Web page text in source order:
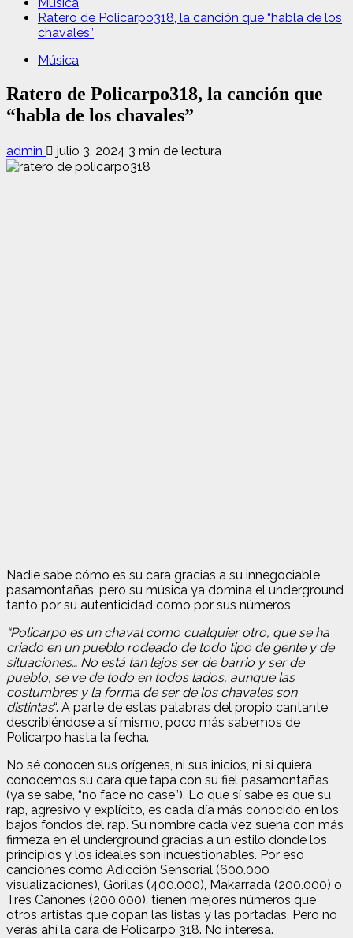
Ratero de Policarpo318, la canción que “habla de los
chavales”
Música
Ratero de Policarpo318, la canción que
“habla de los chavales”
admin julio 3, 2024 3 min de lectura
Nadie sabe cómo es su cara gracias a su innegociable
pasamontañas, pero su música ya domina el underground
tanto por su autenticidad como por sus números
“Policarpo es un chaval como cualquier otro, que se ha
criado en un pueblo rodeado de todo tipo de gente y de
situaciones… No está tan lejos ser de barrio y ser de
pueblo, se ve de todo en todos lados, aunque las
costumbres y la forma de ser de los chavales son
distintas“. A parte de estas palabras del propio cantante
describiéndose a sí mismo, poco más sabemos de
Policarpo hasta la fecha.
No sé conocen sus orígenes, ni sus inicios, ni si quiera
conocemos su cara que tapa con su fiel pasamontañas
(ya se sabe, “no face no case”). Lo que sí sabe es que su
rap, agresivo y explícito, es cada día más conocido en los
bajos fondos del rap. Su nombre cada vez suena con más
firmeza en el underground gracias a un estilo donde los
principios y los ideales son incuestionables. Por eso
canciones como Adicción Sensorial (600.000
visualizaciones), Gorilas (400.000), Makarrada (200.000) o
Tres Cañones (200.000), tienen mejores números que
otros artistas que copan las listas y las portadas. Pero no
verás ahí la cara de Policarpo 318. No interesa.